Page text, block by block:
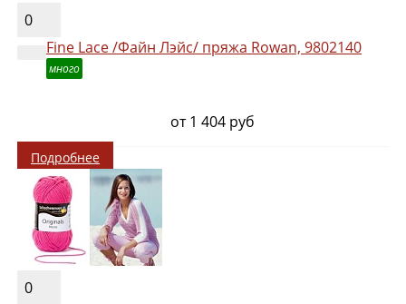
0
Fine Lace /Файн Лэйс/ пряжа Rowan, 9802140
много
от 1 404 руб
Подробнее
0